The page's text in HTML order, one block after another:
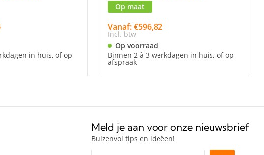
in huis, of op
Op maat
Vanaf: €596,82
Incl. btw
Op voorraad
Binnen 2 à 3 werkdagen in huis, of op
afspraak
Meld je aan voor onze nieuwsbrief
Buizenvol tips en ideëen!